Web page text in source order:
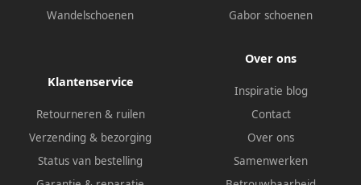
Wandelschoenen
Gabor schoenen
Klantenservice
Retourneren & ruilen
Verzending & bezorging
Status van bestelling
Over ons
Inspiratie blog
Contact
Over ons
Samenwerken